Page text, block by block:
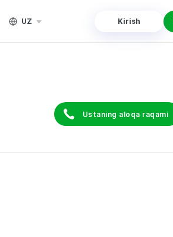
UZ Kirish
Ustaning aloqa raqami